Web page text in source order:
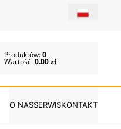
Produktów:0
Wartość:0.00 zł
O NASSERWISKONTAKT